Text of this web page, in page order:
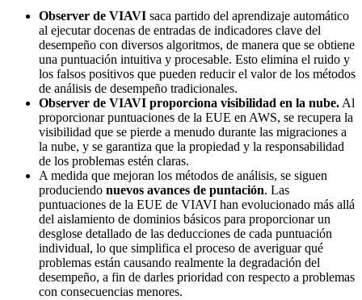
Observer de VIAVI saca partido del aprendizaje automático
al ejecutar docenas de entradas de indicadores clave del
desempeño con diversos algoritmos, de manera que se obtiene
una puntuación intuitiva y procesable. Esto elimina el ruido y
los falsos positivos que pueden reducir el valor de los métodos
de análisis de desempeño tradicionales.
Observer de VIAVI proporciona visibilidad en la nube. Al
proporcionar puntuaciones de la EUE en AWS, se recupera la
visibilidad que se pierde a menudo durante las migraciones a
la nube, y se garantiza que la propiedad y la responsabilidad
de los problemas estén claras.
A medida que mejoran los métodos de análisis, se siguen
produciendo nuevos avances de puntación. Las
puntuaciones de la EUE de VIAVI han evolucionado más allá
del aislamiento de dominios básicos para proporcionar un
desglose detallado de las deducciones de cada puntuación
individual, lo que simplifica el proceso de averiguar qué
problemas están causando realmente la degradación del
desempeño, a fin de darles prioridad con respecto a problemas
con consecuencias menores.